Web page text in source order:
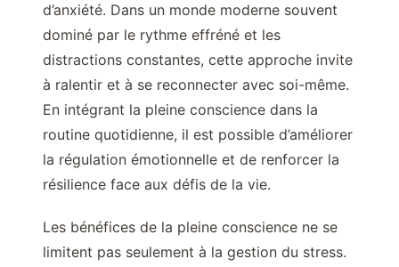
d’anxiété. Dans un monde moderne souvent
dominé par le rythme effréné et les
distractions constantes, cette approche invite
à ralentir et à se reconnecter avec soi-même.
En intégrant la pleine conscience dans la
routine quotidienne, il est possible d’améliorer
la régulation émotionnelle et de renforcer la
résilience face aux défis de la vie.
Les bénéfices de la pleine conscience ne se
limitent pas seulement à la gestion du stress.